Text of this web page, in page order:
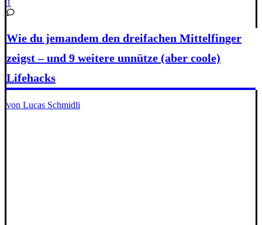
1
Wie du jemandem den dreifachen Mittelfinger
zeigst – und 9 weitere unnütze (aber coole)
Lifehacks
von Lucas Schmidli